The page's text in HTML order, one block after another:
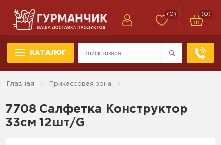
КАТАЛОГ
(0) (0)
Главная Прикассовая зона
7708 Салфетка Конструктор
33см 12шт/G